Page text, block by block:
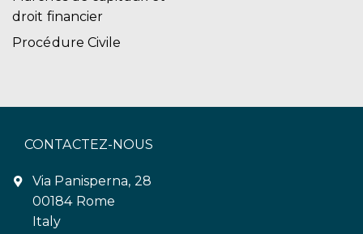
droit financier
Procédure Civile
CONTACTEZ-NOUS
Via Panisperna, 28
00184 Rome
Italy